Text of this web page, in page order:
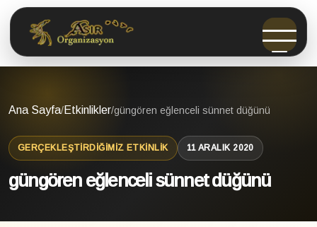
Ana Sayfa/Etkinlikler/güngören eğlenceli sünnet düğünü
GERÇEKLEŞTIRDIĞIMIZ ETKINLIK 11 ARALIK 2020
güngören eğlenceli sünnet düğünü